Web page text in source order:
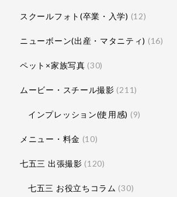
スクールフォト(卒業・入学) (12)
ニューボーン(出産・マタニティ) (16)
ペット×家族写真 (30)
ムービー・スチール撮影 (211)
インプレッション(使用感) (9)
メニュー・料金 (10)
七五三 出張撮影 (120)
七五三 お役立ちコラム (30)